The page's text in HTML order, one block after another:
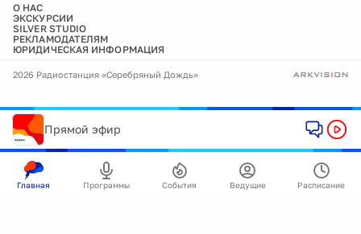
О НАС
ЭКСКУРСИИ
SILVER STUDIO
РЕКЛАМОДАТЕЛЯМ
ЮРИДИЧЕСКАЯ ИНФОРМАЦИЯ
2026 Радиостанция «Серебряный Дождь»
Прямой эфир
Главная Программы События Ведущие Расписание